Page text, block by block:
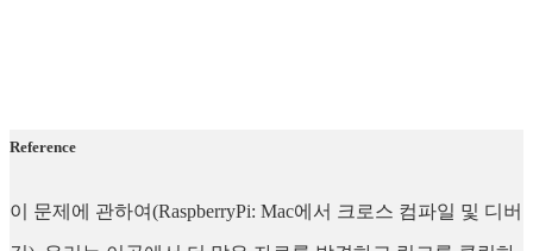
Reference
이 문제에 관하여(RaspberryPi: Mac에서 크로스 컴파일 및 디버